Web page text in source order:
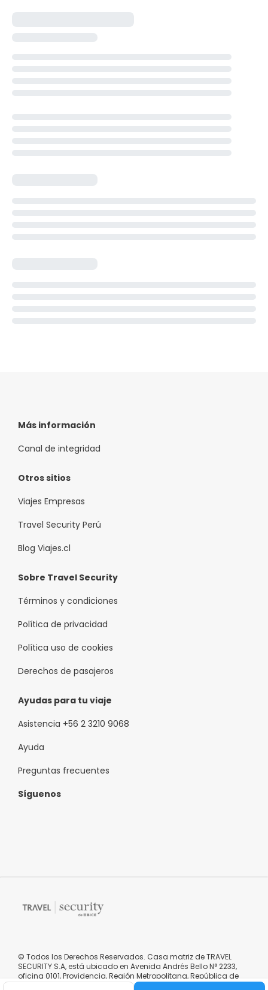
Más información
Canal de integridad
Otros sitios
Viajes Empresas
Travel Security Perú
Blog Viajes.cl
Sobre Travel Security
Términos y condiciones
Política de privacidad
Política uso de cookies
Derechos de pasajeros
Ayudas para tu viaje
Asistencia +56 2 3210 9068
Ayuda
Preguntas frecuentes
Síguenos
© Todos los Derechos Reservados. Casa matriz de TRAVEL
SECURITY S.A, está ubicado en Avenida Andrés Bello N° 2233,
oficina 0101, Providencia, Región Metropolitana, República de
Chile.